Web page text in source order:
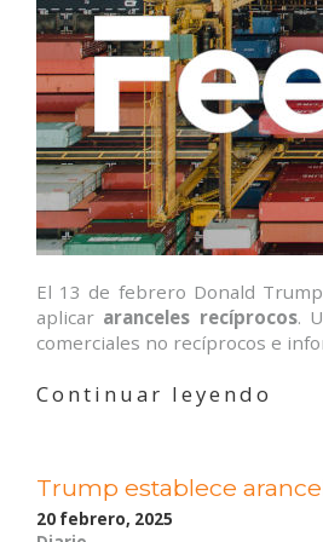
El 13 de febrero Donald
aplicar aranceles recíprocos.
comerciales no recíprocos e
Continuar leyendo
Trump establece
20 febrero, 2025